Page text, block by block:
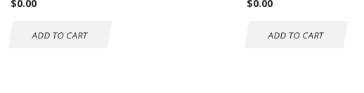
$0.00
ADD TO CART
$0.00
ADD TO CART